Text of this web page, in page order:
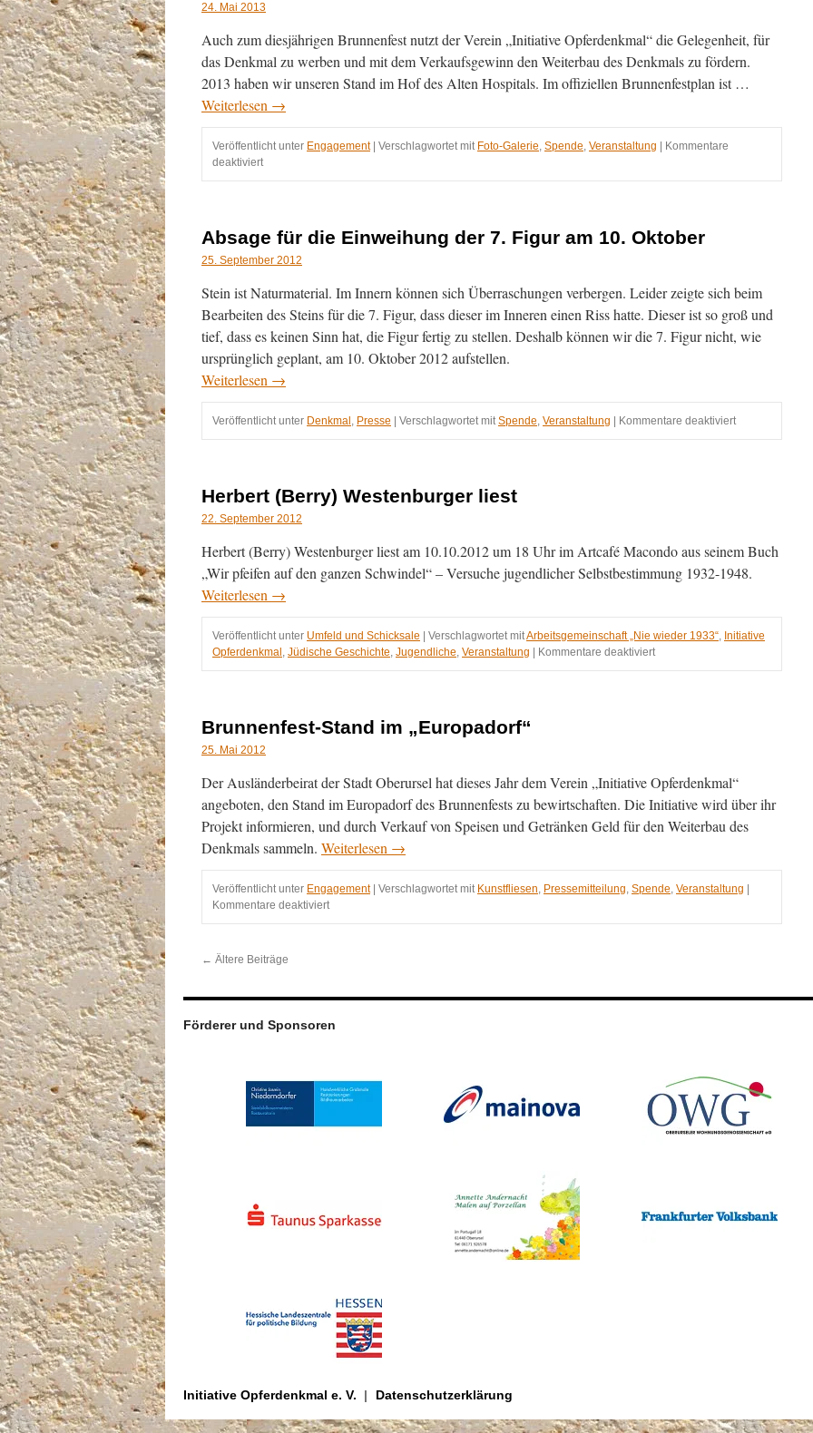
24. Mai 2013
Auch zum diesjährigen Brunnenfest nutzt der Verein „Initiative Opferdenkmal“ die Gelegenheit, für
das Denkmal zu werben und mit dem Verkaufsgewinn den Weiterbau des Denkmals zu fördern.
2013 haben wir unseren Stand im Hof des Alten Hospitals. Im offiziellen Brunnenfestplan ist …
Weiterlesen →
Veröffentlicht unter Engagement Verschlagwortet mit Foto-Galerie, Spende, Veranstaltung
Kommentare
deaktiviertfür
Brunnenfest
Hof
des
Hospital
Absage für die Einweihung der 7. Figur am 10. Oktober
25. September 2012
Stein ist Naturmaterial. Im Innern können sich Überraschungen verbergen. Leider zeigte sich beim
Bearbeiten des Steins für die 7. Figur, dass dieser im Inneren einen Riss hatte. Dieser ist so groß und
tief, dass es keinen Sinn hat, die Figur fertig zu stellen. Deshalb können wir die 7. Figur nicht, wie
ursprünglich geplant, am 10. Oktober 2012 aufstellen.
Weiterlesen →
Veröffentlicht unter Denkmal , Presse Verschlagwortet mit Spende, Veranstaltung Kommentare deaktiviertfür
Absage
am
10.
Herbert (Berry) Westenburger liest
22. September 2012
Herbert (Berry) Westenburger liest am 10.10.2012 um 18 Uhr im Artcafé Macondo aus seinem Buch
„Wir pfeifen auf den ganzen Schwindel“ – Versuche jugendlicher Selbstbestimmung 1932-1948.
Weiterlesen →
Veröffentlicht unter Umfeld und Schicksale Verschlagwortet mitArbeitsgemeinschaft „Nie wieder 1933“, Initiative
Opferdenkmal , Jüdische Geschichte, Jugendliche, Veranstaltung Kommentare deaktiviertfür
Herbert
Brunnenfest-Stand im „Europadorf“
25. Mai 2012
Der Ausländerbeirat der Stadt Oberursel hat dieses Jahr dem Verein „Initiative Opferdenkmal“
angeboten, den Stand im Europadorf des Brunnenfests zu bewirtschaften. Die Initiative wird über ihr
Projekt informieren, und durch Verkauf von Speisen und Getränken Geld für den Weiterbau des
Denkmals sammeln. Weiterlesen →
Veröffentlicht unter Engagement Verschlagwortet mit Kunstfliesen, Pressemitteilung, Spende, Veranstaltung
Kommentare deaktiviertfür
Brunnenfest-
← Ältere Beiträge
Förderer und Sponsoren
Initiative Opferdenkmal e. V. Datenschutzerklärung